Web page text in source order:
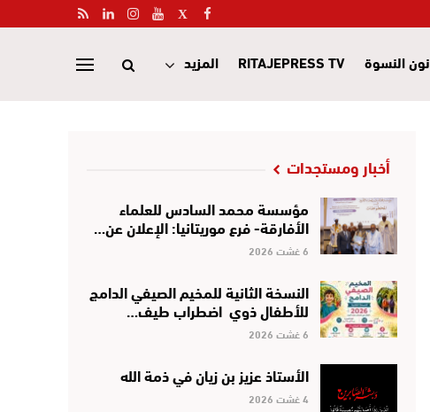
نون النسوة RITAJEPRESS TV المزيد
أخبار ومستجدات
مؤسسة محمد السادس للعلماء
الأفارقة- فرع موريتانيا: الإعلان عن…
6 غشت 2026
النسخة الثانية للمخيم الصيفي الدامج
للأطفال ذوي اضطراب طيف…
6 غشت 2026
الأستاذ عزيز بن زيان في ذمة الله
4 غشت 2026